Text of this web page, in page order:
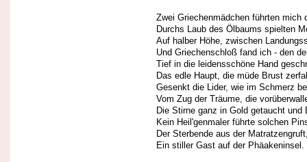
Zwei Griechenmädchen führten mich
Durchs Laub des Ölbaums spielten
Auf halber Höhe, zwischen
Und Griechenschloß fand ich - den
Tief in die leidensschöne Hand
Das edle Haupt, die müde Brust
Gesenkt die Lider, wie im Schmerz
Vom Zug der Träume, die
Die Stirne ganz in Gold getaucht und
Kein Heil'genmaler führte solchen
Der Sterbende aus der
Ein stiller Gast auf der Phäakeninsel.